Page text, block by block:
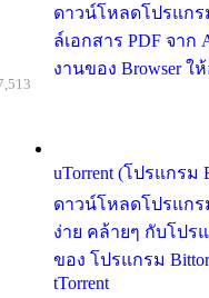
ดาวน์โหลดโปรแกรม
ล์เอกสาร PDF จาก
งานของ Browser ใ
uTorrent (โปรแกรม
ดาวน์โหลดโปรแกร
ง่าย คล้ายๆ กับโปร
ของ โปรแกรม
tTorrent